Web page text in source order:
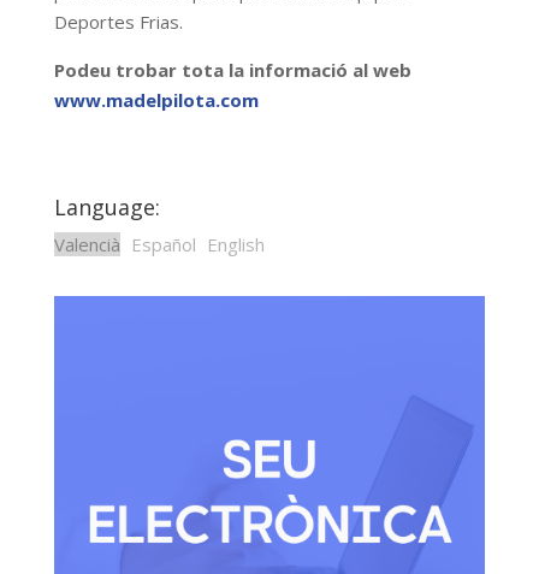
Deportes Frias.
Podeu trobar tota la informació al web
www.madelpilota.com
Language:
Valencià Español English